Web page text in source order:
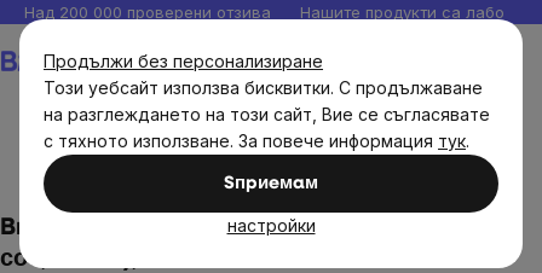
Продължи без персонализиране
Този уебсайт използва бисквитки. С продължаване
на разглеждането на този сайт, Вие се съгласявате
с тяхното използване. За повече информация тук.
Sпpиeмaм
настройки
Прескочи
към
съдържанието
Над 200 000 проверени отзива Нашите продукти са
BrainPure Сосове и песто
BrainMax Pure® Chilli sauce, Plum (чили
сос, слива), 200 мл